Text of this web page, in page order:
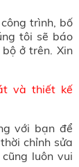
trình, bố
tôi sẽ báo
ở trên. Xin
và thiết kế
với bạn để
chỉnh sửa
luôn vui